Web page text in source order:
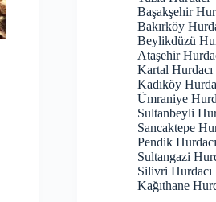
Başakşehir
Bakırköy
Beylikdüzü
Ataşehir
Kartal Hurdacı
Kadıköy
Ümraniye
Sultanbeyli
Sancaktepe
Pendik Hurdacı
Sultangazi
Silivri Hurdacı
Kağıthane